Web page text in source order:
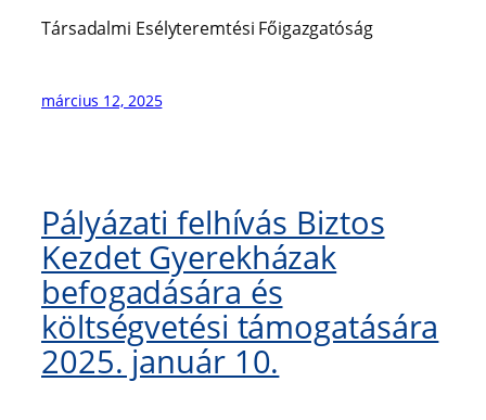
Társadalmi Esélyteremtési Főigazgatóság
március 12, 2025
Pályázati felhívás Biztos
Kezdet Gyerekházak
befogadására és
költségvetési támogatására
2025. január 10.